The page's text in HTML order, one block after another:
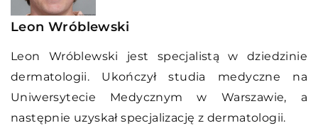
Leon Wróblewski
Leon Wróblewski jest specjalistą w dziedzinie
dermatologii. Ukończył studia medyczne na
Uniwersytecie Medycznym w Warszawie, a
następnie uzyskał specjalizację z dermatologii.